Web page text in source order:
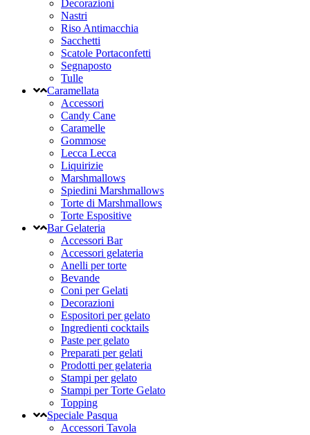
Decorazioni
Nastri
Riso Antimacchia
Sacchetti
Scatole Portaconfetti
Segnaposto
Tulle
Caramellata
Accessori
Candy Cane
Caramelle
Gommose
Lecca Lecca
Liquirizie
Marshmallows
Spiedini Marshmallows
Torte di Marshmallows
Torte Espositive
Bar Gelateria
Accessori Bar
Accessori gelateria
Anelli per torte
Bevande
Coni per Gelati
Decorazioni
Espositori per gelato
Ingredienti cocktails
Paste per gelato
Preparati per gelati
Prodotti per gelateria
Stampi per gelato
Stampi per Torte Gelato
Topping
Speciale Pasqua
Accessori Tavola